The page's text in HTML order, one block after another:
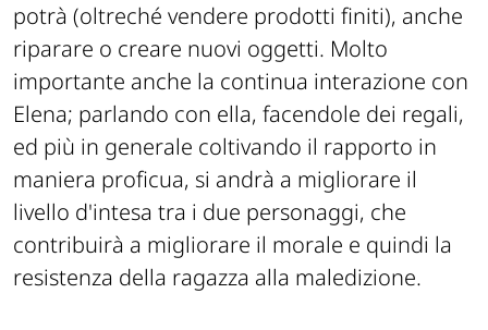
potrà (oltreché vendere prodotti finiti), anche
riparare o creare nuovi oggetti. Molto
importante anche la continua interazione con
Elena; parlando con ella, facendole dei regali,
ed più in generale coltivando il rapporto in
maniera proficua, si andrà a migliorare il
livello d'intesa tra i due personaggi, che
contribuirà a migliorare il morale e quindi la
resistenza della ragazza alla maledizione.